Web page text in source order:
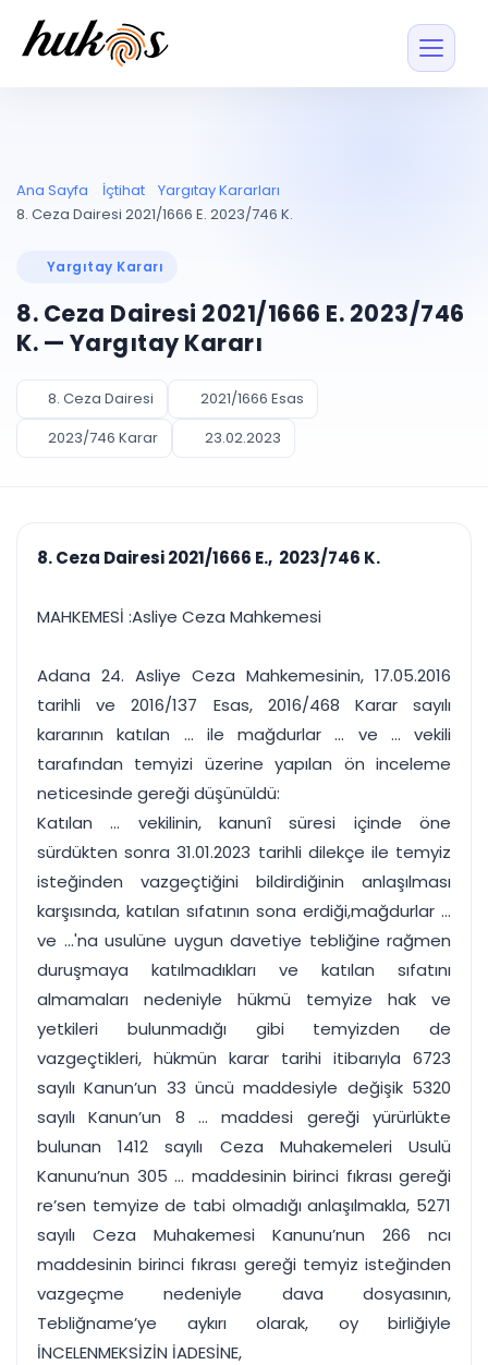
Entegrasyonu
UYAP ile otomatik
UYAP Evrak
Entegrasyonu
UETS Entegrasyonu
Tebligatları anında
görün
Kişiler ve
Müvekkil ve taraf
PLANLAMA & TAKİP
Pano ve Takip
Duruşma ve görev
takvimi
Bildirim
Süreleri asla kaçırmayın
takibi
Tek panelde uçtan uca yönetim
UYAP & UETS entegrasyonundan finansa, hepsi bir arada.
Tüm özellikleri inceleyin Ücretsiz Başlayın
Blog
Ücretsiz Başlayın
Ana Sayfa İçtihat
Yargıtay Kararları
8. Ceza Dairesi 2021/1666 E. 2023/746 K.
Yargıtay Kararı
8. Ceza Dairesi 2021/1666 E. 2023/746
K. — Yargıtay Kararı
8. Ceza Dairesi
2021/1666 Esas
2023/746 Karar
23.02.2023
8. Ceza Dairesi 2021/1666 E., 2023/746 K.
MAHKEMESİ :Asliye Ceza Mahkemesi
Adana 24. Asliye Ceza Mahkemesinin, 17.05.2016
tarihli ve 2016/137 Esas, 2016/468 Karar sayılı
kararının katılan ... ile mağdurlar ... ve ... vekili
tarafından temyizi üzerine yapılan ön inceleme
neticesinde gereği düşünüldü:
Katılan ... vekilinin, kanunî süresi içinde öne
sürdükten sonra 31.01.2023 tarihli dilekçe ile temyiz
isteğinden vazgeçtiğini bildirdiğinin anlaşılması
karşısında, katılan sıfatının sona erdiği,mağdurlar ...
ve ...'na usulüne uygun davetiye tebliğine rağmen
duruşmaya katılmadıkları ve katılan sıfatını
almamaları nedeniyle hükmü temyize hak ve
yetkileri bulunmadığı gibi temyizden de
vazgeçtikleri, hükmün karar tarihi itibarıyla 6723
sayılı Kanun’un 33 üncü maddesiyle değişik 5320
sayılı Kanun’un 8 ... maddesi gereği yürürlükte
bulunan 1412 sayılı Ceza Muhakemeleri Usulü
Kanunu’nun 305 ... maddesinin birinci fıkrası gereği
re’sen temyize de tabi olmadığı anlaşılmakla, 5271
sayılı Ceza Muhakemesi Kanunu’nun 266 ncı
maddesinin birinci fıkrası gereği temyiz isteğinden
vazgeçme nedeniyle dava dosyasının,
Tebliğname’ye aykırı olarak, oy birliğiyle
İNCELENMEKSİZİN İADESİNE,